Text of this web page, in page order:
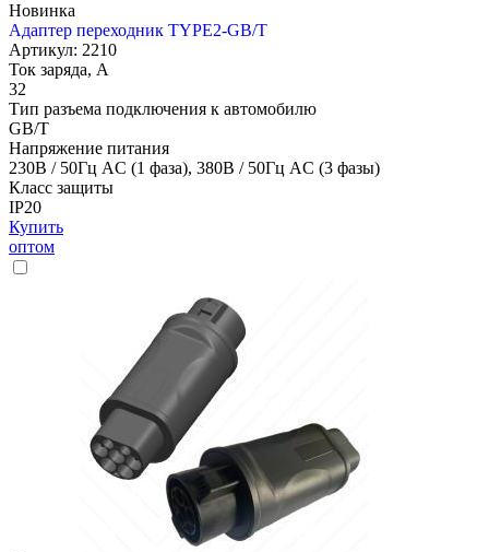
Новинка
Адаптер переходник TYPE2-GB/T
Артикул: 2210
Ток заряда, А
32
Тип разъема подключения к автомобилю
GB/T
Напряжение питания
230В / 50Гц AC (1 фаза), 380В / 50Гц AC (3 фазы)
Класс защиты
IP20
Купить
оптом